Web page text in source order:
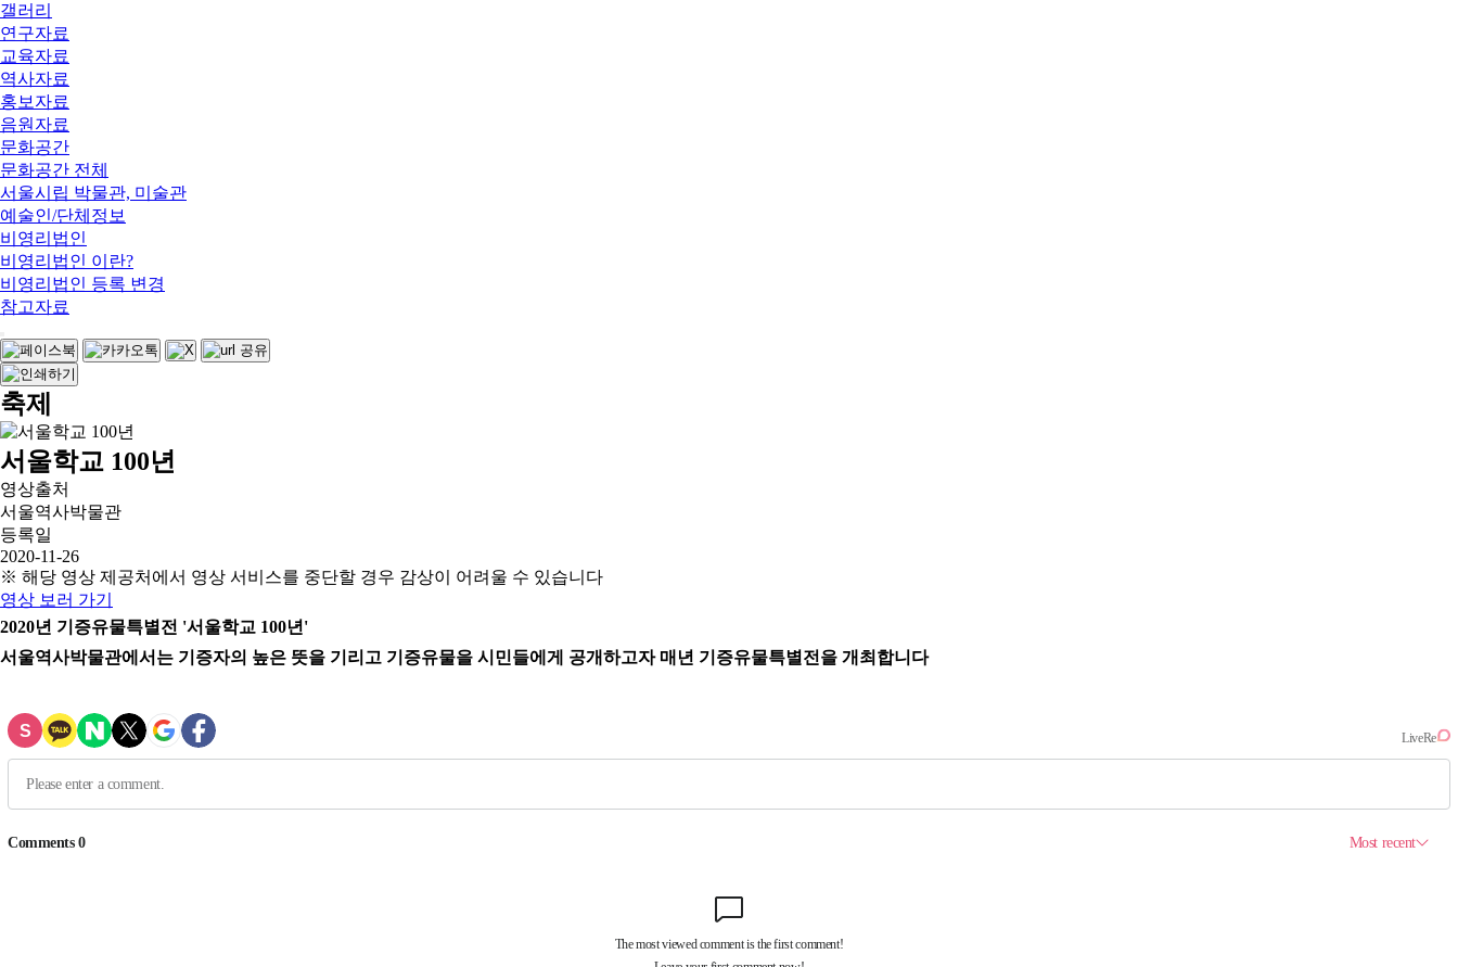
갤러리
연구자료
교육자료
역사자료
홍보자료
음원자료
문화공간
문화공간 전체
서울시립 박물관, 미술관
예술인/단체정보
비영리법인
비영리법인 이란?
비영리법인 등록 변경
참고자료
축제
서울학교 100년
영상출처
서울역사박물관
등록일
2020-11-26
※ 해당 영상 제공처에서 영상 서비스를 중단할 경우 감상이 어려울 수 있습니다
영상 보러 가기
2020년 기증유물특별전 '서울학교 100년'
서울역사박물관에서는 기증자의 높은 뜻을 기리고 기증유물을 시민들에게 공개하고자 매년 기증유물특별전을 개최합니다